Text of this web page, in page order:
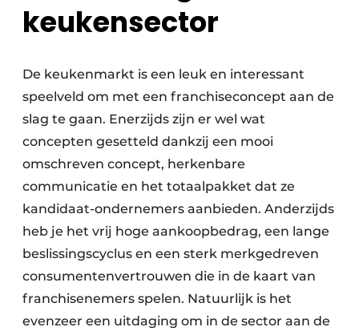
keukensector
De keukenmarkt is een leuk en interessant
speelveld om met een franchiseconcept aan de
slag te gaan. Enerzijds zijn er wel wat
concepten gesetteld dankzij een mooi
omschreven concept, herkenbare
communicatie en het totaalpakket dat ze
kandidaat-ondernemers aanbieden. Anderzijds
heb je het vrij hoge aankoopbedrag, een lange
beslissingscyclus en een sterk merkgedreven
consumentenvertrouwen die in de kaart van
franchisenemers spelen. Natuurlijk is het
evenzeer een uitdaging om in de sector aan de